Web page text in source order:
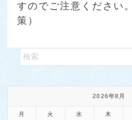
すのでご注意ください
策）
2026年8月
月 火 水 木